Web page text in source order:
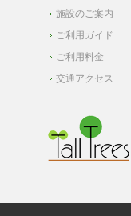
施設のご案内
ご利用ガイド
ご利用料金
交通アクセス